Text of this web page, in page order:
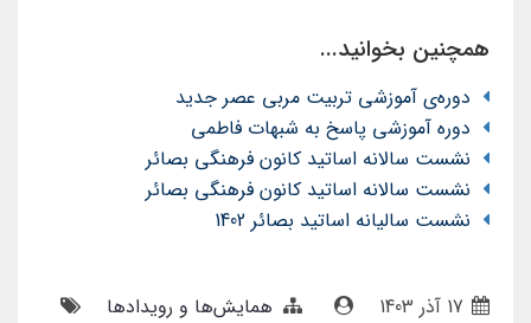
همچنین بخوانید...
دوره‌ی آموزشی تربیت مربی عصر جدید
دوره آموزشی پاسخ به شبهات فاطمی
نشست سالانه اساتید کانون فرهنگی بصائر
نشست سالانه اساتید کانون فرهنگی بصائر
نشست سالیانه اساتید بصائر 1402
همایش‌ها و رویدادها